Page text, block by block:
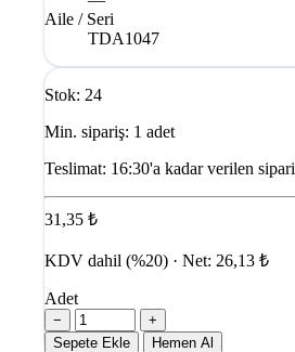
Aile / Seri
TDA1047
Stok: 24
Min. sipariş: 1 adet
Teslimat: 16:30'a kadar verilen
31,35 ₺
KDV dahil (%20) · Net: 26,13 ₺
Adet
−
+
Sepete Ekle
Hemen Al